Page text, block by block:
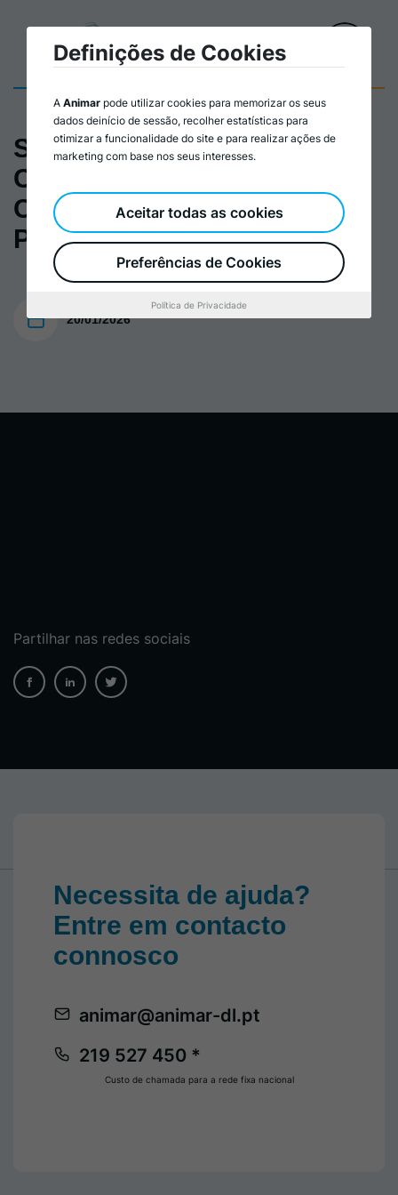
Social Economy in Europe -
Contributing to
Competitiveness and
Prosperity
20/01/2026
Partilhar nas redes sociais
Necessita de ajuda?
Entre em contacto
connosco
219 527 450 *
animar@animar-dl.pt
Custo de chamada para a rede fixa nacional
Definições de Cookies
A Animar pode utilizar cookies para memorizar os seus
dados deinício de sessão, recolher estatísticas para
otimizar a funcionalidade do site e para realizar ações de
marketing com base nos seus interesses.
Preferências de Cookies
Aceitar todas as cookies
Política de Privacidade